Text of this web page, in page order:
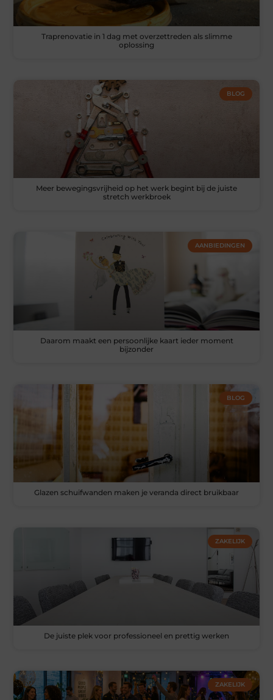
Traprenovatie in 1 dag met overzettreden als slimme
oplossing
BLOG
Meer bewegingsvrijheid op het werk begint bij de juiste
stretch werkbroek
AANBIEDINGEN
Daarom maakt een persoonlijke kaart ieder moment
bijzonder
BLOG
Glazen schuifwanden maken je veranda direct bruikbaar
ZAKELIJK
De juiste plek voor professioneel en prettig werken
ZAKELIJK